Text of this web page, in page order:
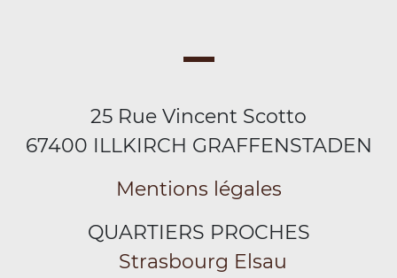
25 Rue Vincent Scotto
67400 ILLKIRCH GRAFFENSTADEN
Mentions légales
QUARTIERS PROCHES
Strasbourg Elsau